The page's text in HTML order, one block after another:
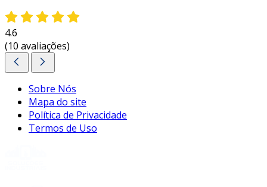
4.6
(10 avaliações)
Sobre Nós
Mapa do site
Política de Privacidade
Termos de Uso